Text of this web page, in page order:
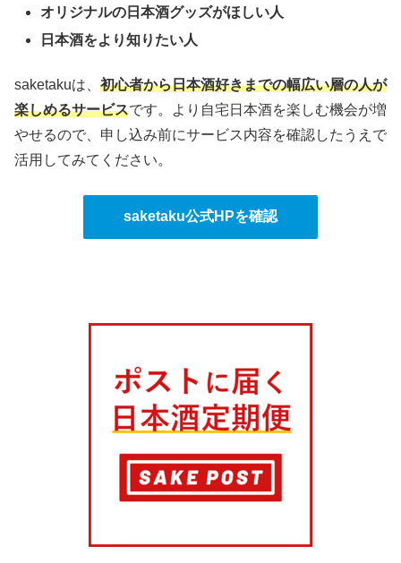
オリジナルの日本酒グッズがほしい人
日本酒をより知りたい人
saketakuは、 初心者から日本酒好きまでの幅広い層の人が
楽しめるサービスです。より自宅日本酒を楽しむ機会が増
やせるので、申し込み前にサービス内容を確認したうえで
活用してみてください。
saketaku公式HPを確認